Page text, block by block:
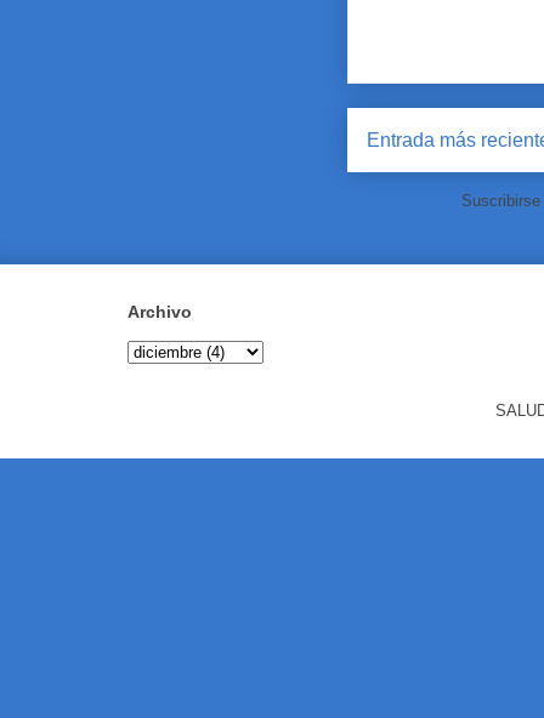
Entrada más
Archivo